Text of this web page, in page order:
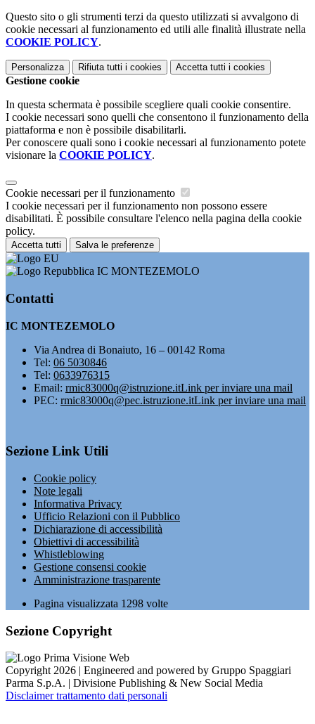
Questo sito o gli strumenti terzi da questo utilizzati si avvalgono di
cookie necessari al funzionamento ed utili alle finalità illustrate nella
COOKIE POLICY.
Personalizza Rifiuta tutti i cookies Accetta tutti i cookies
Gestione cookie
In questa schermata è possibile scegliere quali cookie consentire.
I cookie necessari sono quelli che consentono il funzionamento della
piattaforma e non è possibile disabilitarli.
Per conoscere quali sono i cookie necessari al funzionamento potete
visionare la COOKIE POLICY.
Cookie necessari per il funzionamento
I cookie necessari per il funzionamento non possono essere
disabilitati. È possibile consultare l'elenco nella pagina della cookie
policy.
Accetta tutti Salva le preferenze
IC MONTEZEMOLO
Contatti
IC MONTEZEMOLO
Via Andrea di Bonaiuto, 16 – 00142 Roma
Tel: 06 5030846
Tel: 0633976315
Email: rmic83000q@istruzione.itLink per inviare una mail
PEC: rmic83000q@pec.istruzione.itLink per inviare una mail
Sezione Link Utili
Cookie policy
Note legali
Informativa Privacy
Ufficio Relazioni con il Pubblico
Dichiarazione di accessibilità
Obiettivi di accessibilità
Whistleblowing
Gestione consensi cookie
Amministrazione trasparente
Pagina visualizzata 1298 volte
Sezione Copyright
Copyright 2026 | Engineered and powered by Gruppo Spaggiari
Parma S.p.A. | Divisione Publishing & New Social Media
Disclaimer trattamento dati personali